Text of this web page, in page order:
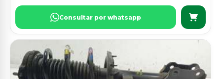
Consultar por whatsapp